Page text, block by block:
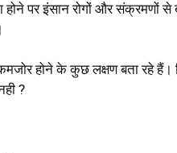
पर इंसान रोगों और संक्रमणों से
कमजोर होने के कुछ लक्षण बता रहे
?